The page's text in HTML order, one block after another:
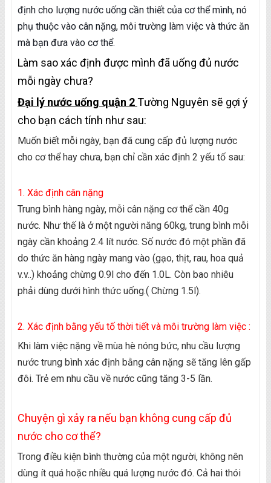
định cho lượng nước uống cần thiết của cơ thể mình, nó
phụ thuộc vào cân nặng, môi trường làm việc và thức ăn
mà bạn đưa vào cơ thể.
Làm sao xác định được mình đã uống đủ nước
mỗi ngày chưa?
Đại lý nước uống quận 2Tường Nguyên sẽ gợi ý
cho bạn cách tính như sau:
Muốn biết mỗi ngày, bạn đã cung cấp đủ lượng nước
cho cơ thể hay chưa, bạn chỉ cần xác định 2 yếu tố sau:
1. Xác định cân nặng
Trung bình hàng ngày, mỗi cân nặng cơ thể cần 40g
nước. Như thế là ở một người năng 60kg, trung bình mỗi
ngày cần khoảng 2.4 lít nước. Số nước đó một phần đã
do thức ăn hàng ngày mang vào (gạo, thịt, rau, hoa quả
v.v..) khoảng chừng 0.9l cho đến 1.0L. Còn bao nhiêu
phải dùng dưới hình thức uống.( Chừng 1.5l).
2. Xác định bằng yếu tố thời tiết và môi trường làm việc :
Khi làm việc nặng về mùa hè nóng bức, nhu cầu lượng
nước trung bình xác định bằng cân nặng sẽ tăng lên gấp
đôi. Trẻ em nhu cầu về nước cũng tăng 3-5 lần.
Chuyện gì xảy ra nếu bạn không cung cấp đủ
nước cho cơ thể?
Trong điều kiện bình thường của một người, không nên
dùng ít quá hoặc nhiều quá lượng nước đó. Cả hai thói